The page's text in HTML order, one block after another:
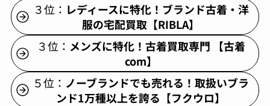
３位： レディースに特化！ブランド古着・洋
服の宅配買取【RIBLA】
３位： メンズに特化！古着買取専門 【古着
com】
５位： ノーブランドでも売れる！取扱いブラ
ンド1万種以上を誇る【フクウロ】